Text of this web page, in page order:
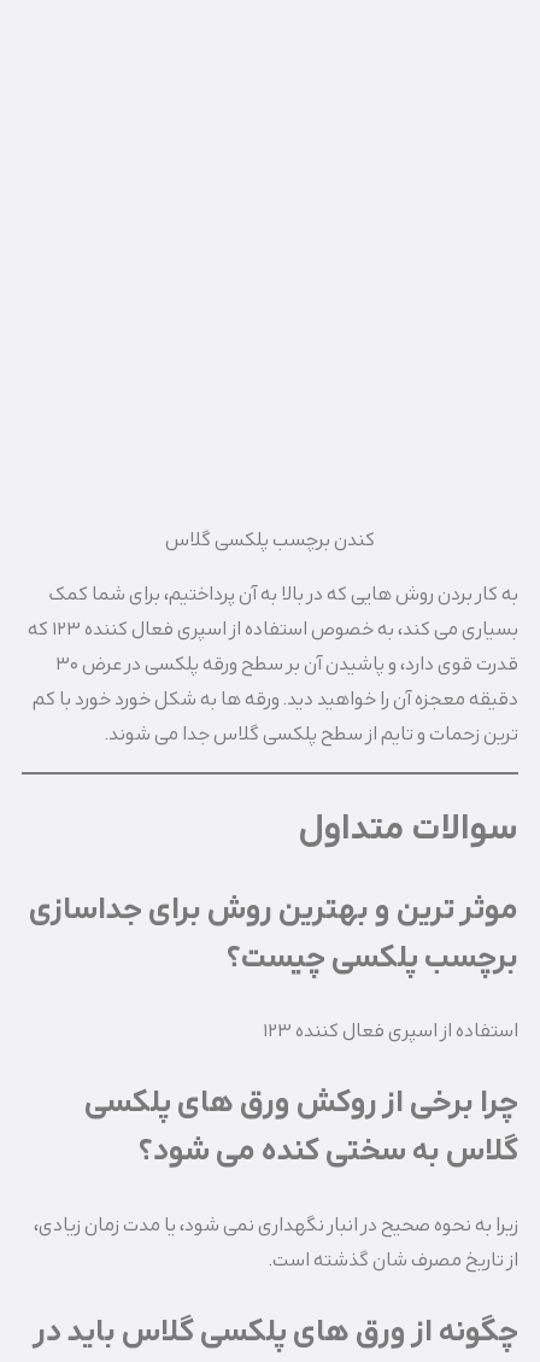
کندن برچسب پلکسی گلاس
به کار بردن روش هایی که در بالا به آن پرداختیم، برای شما کمک
بسیاری می کند، به خصوص استفاده از اسپری فعال کننده ۱۲۳ که
قدرت قوی دارد، و پاشیدن آن بر سطح ورقه پلکسی در عرض ۳۰
دقیقه معجزه آن را خواهید دید. ورقه ها به شکل خورد خورد با کم
ترین زحمات و تایم از سطح پلکسی گلاس جدا می شوند.
سوالات متداول
موثر ترین و بهترین روش برای جداسازی
برچسب پلکسی چیست؟
استفاده از اسپری فعال کننده ۱۲۳
چرا برخی از روکش ورق های پلکسی
گلاس به سختی کنده می شود؟
زیرا به نحوه صحیح در انبار نگهداری نمی شود، یا مدت زمان زیادی،
از تاریخ مصرف شان گذشته است.
چگونه از ورق های پلکسی گلاس باید در